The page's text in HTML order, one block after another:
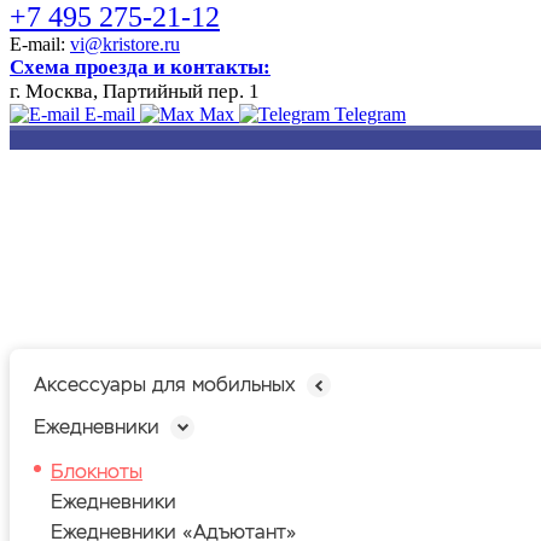
+7 495 275-21-12
E-mail: vi@kristore.ru
Схема проезда и контакты:
г. Москва, Партийный пер. 1
E-mail Max Telegram
Аксессуары для мобильных
Ежедневники
Блокноты
Ежедневники
Ежедневники «Адъютант»